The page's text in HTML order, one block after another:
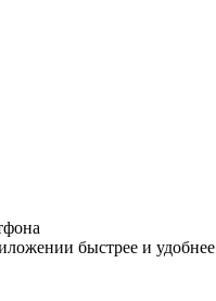
быстрее и удобнее